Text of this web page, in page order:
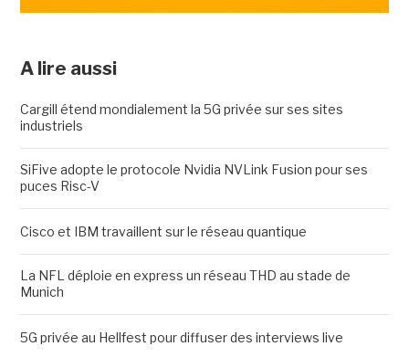
A lire aussi
Cargill étend mondialement la 5G privée sur ses sites
industriels
SiFive adopte le protocole Nvidia NVLink Fusion pour ses
puces Risc-V
Cisco et IBM travaillent sur le réseau quantique
La NFL déploie en express un réseau THD au stade de
Munich
5G privée au Hellfest pour diffuser des interviews live